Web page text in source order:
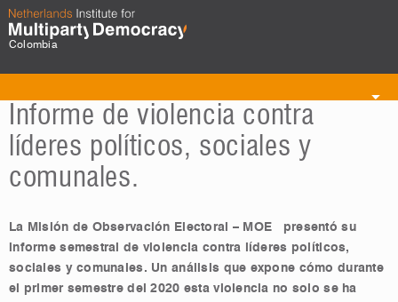
Colombia
Toggle
navigation
Informe de violencia contra
líderes políticos, sociales y
comunales.
La Misión de Observación Electoral – MOE presentó su
informe semestral de violencia contra líderes políticos,
sociales y comunales. Un análisis que expone cómo durante
el primer semestre del 2020 esta violencia no solo se ha